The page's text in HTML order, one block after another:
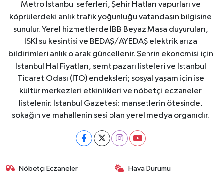
Metro İstanbul seferleri, Şehir Hatları vapurları ve
köprülerdeki anlık trafik yoğunluğu vatandaşın bilgisine
sunulur. Yerel hizmetlerde İBB Beyaz Masa duyuruları,
İSKİ su kesintisi ve BEDAŞ/AYEDAŞ elektrik arıza
bildirimleri anlık olarak güncellenir. Şehrin ekonomisi için
İstanbul Hal Fiyatları, semt pazarı listeleri ve İstanbul
Ticaret Odası (İTO) endeksleri; sosyal yaşam için ise
kültür merkezleri etkinlikleri ve nöbetçi eczaneler
listelenir. İstanbul Gazetesi; manşetlerin ötesinde,
sokağın ve mahallenin sesi olan yerel medya organıdır.
Nöbetçi Eczaneler Hava Durumu